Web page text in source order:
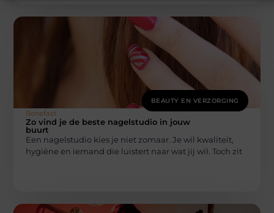
BEAUTY EN VERZORGING
Bonefast
Zo vind je de beste nagelstudio in jouw
buurt
Een nagelstudio kies je niet zomaar. Je wil kwaliteit,
hygiëne en iemand die luistert naar wat jij wil. Toch zit